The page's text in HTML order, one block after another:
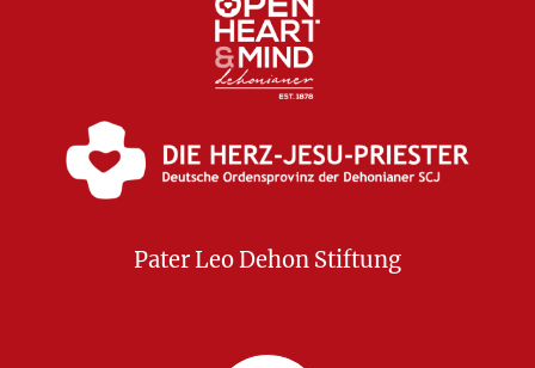
Pater Leo Dehon Stiftung